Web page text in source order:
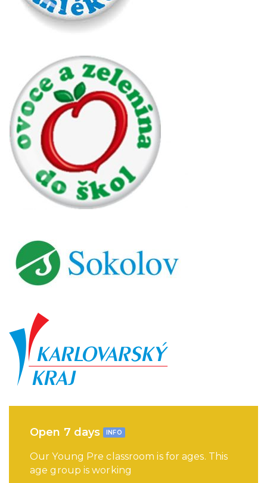
Open 7 days INFO
Our Young Pre classroom is for ages. This
age group is working